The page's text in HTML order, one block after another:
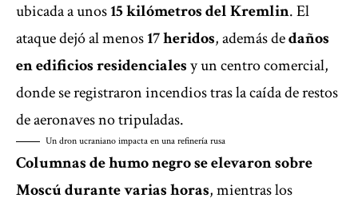
ubicada a unos15 kilómetros del Kremlin. El
ataque dejó al menos17 heridos, además dedaños
en edificios residencialesy un centro comercial,
donde se registraron incendios tras la caída de restos
de aeronaves no tripuladas.
Un dron ucraniano impacta en una refinería rusa
Columnas de humo negro se elevaron sobre
Moscú durante varias horas, mientras los